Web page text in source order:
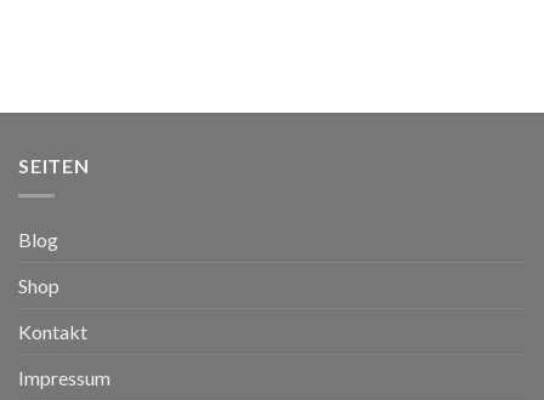
SEITEN
Blog
Shop
Kontakt
Impressum